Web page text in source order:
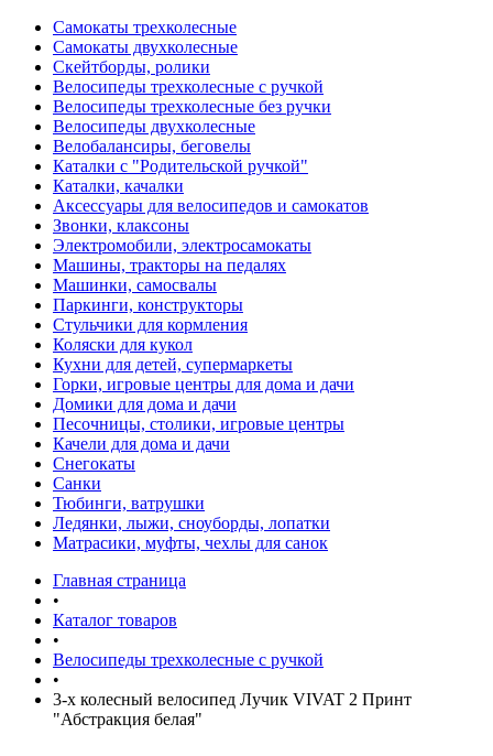
Самокаты трехколесные
Самокаты двухколесные
Скейтборды, ролики
Велосипеды трехколесные с ручкой
Велосипеды трехколесные без ручки
Велосипеды двухколесные
Велобалансиры, беговелы
Каталки с "Родительской ручкой"
Каталки, качалки
Аксессуары для велосипедов и самокатов
Звонки, клаксоны
Электромобили, электросамокаты
Машины, тракторы на педалях
Машинки, самосвалы
Паркинги, конструкторы
Стульчики для кормления
Коляски для кукол
Кухни для детей, супермаркеты
Горки, игровые центры для дома и дачи
Домики для дома и дачи
Песочницы, столики, игровые центры
Качели для дома и дачи
Снегокаты
Санки
Тюбинги, ватрушки
Ледянки, лыжи, сноуборды, лопатки
Матрасики, муфты, чехлы для санок
Главная страница
•
Каталог товаров
•
Велосипеды трехколесные с ручкой
•
3-х колесный велосипед Лучик VIVAT 2 Принт
"Абстракция белая"